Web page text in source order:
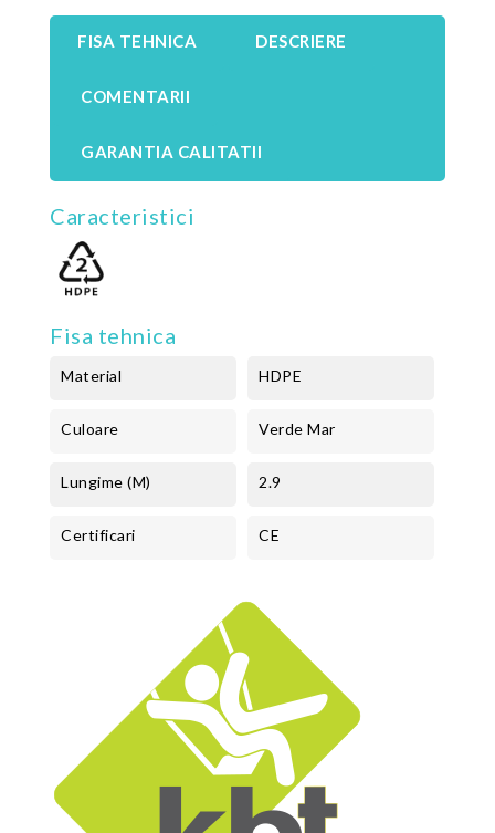
FISA TEHNICA DESCRIERE
COMENTARII
GARANTIA CALITATII
Caracteristici
Fisa tehnica
Material HDPE
Culoare Verde Mar
Lungime (m) 2.9
Certificari CE